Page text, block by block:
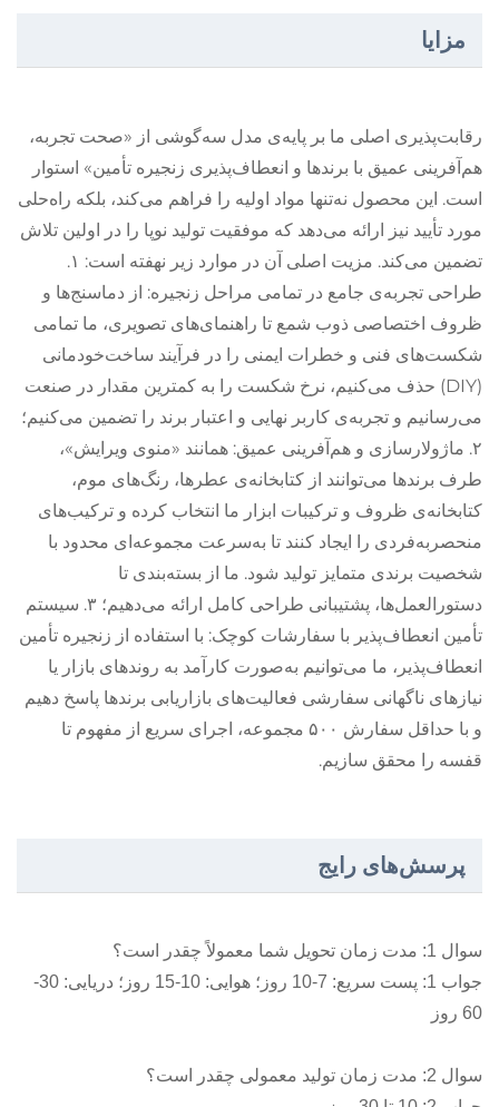
مزایا
رقابت‌پذیری اصلی ما بر پایه‌ی مدل سه‌گوشی از «صحت تجربه،
هم‌آفرینی عمیق با برندها و انعطاف‌پذیری زنجیره تأمین» استوار
است. این محصول نه‌تنها مواد اولیه را فراهم می‌کند، بلکه راه‌حلی
مورد تأیید نیز ارائه می‌دهد که موفقیت تولید نوپا را در اولین تلاش
تضمین می‌کند. مزیت اصلی آن در موارد زیر نهفته است: ۱.
طراحی تجربه‌ی جامع در تمامی مراحل زنجیره: از دماسنج‌ها و
ظروف اختصاصی ذوب شمع تا راهنمای‌های تصویری، ما تمامی
شکست‌های فنی و خطرات ایمنی را در فرآیند ساخت‌خودمانی
(DIY) حذف می‌کنیم، نرخ شکست را به کمترین مقدار در صنعت
می‌رسانیم و تجربه‌ی کاربر نهایی و اعتبار برند را تضمین می‌کنیم؛
۲. ماژولارسازی و هم‌آفرینی عمیق: همانند «منوی ویرایش»،
طرف برندها می‌توانند از کتابخانه‌ی عطرها، رنگ‌های موم،
کتابخانه‌ی ظروف و ترکیبات ابزار ما انتخاب کرده و ترکیب‌های
منحصر‌به‌فردی را ایجاد کنند تا به‌سرعت مجموعه‌ای محدود با
شخصیت برندی متمایز تولید شود. ما از بسته‌بندی تا
دستورالعمل‌ها، پشتیبانی طراحی کامل ارائه می‌دهیم؛ ۳. سیستم
تأمین انعطاف‌پذیر با سفارشات کوچک: با استفاده از زنجیره تأمین
انعطاف‌پذیر، ما می‌توانیم به‌صورت کارآمد به روندهای بازار یا
نیازهای ناگهانی سفارشی فعالیت‌های بازاریابی برندها پاسخ دهیم
و با حداقل سفارش ۵۰۰ مجموعه، اجرای سریع از مفهوم تا
قفسه را محقق سازیم.
پرسش‌های رایج
سوال 1: مدت زمان تحویل شما معمولاً چقدر است؟
جواب 1: پست سریع: 7-10 روز؛ هوایی: 10-15 روز؛ دریایی: 30-
60 روز
سوال 2: مدت زمان تولید معمولی چقدر است؟